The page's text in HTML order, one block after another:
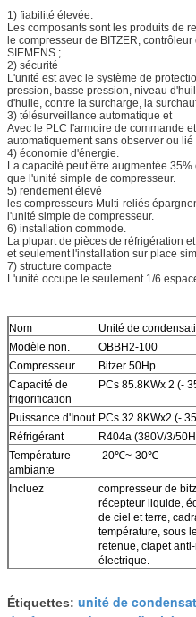
1) fiabilité élevée.
Les composants sont les produits de
le compresseur de BITZER,
SIEMENS ;
2) sécurité
L'unité est avec le système de
pression, basse pression, niveau
d'huile, contre la surcharge, la
3) télésurveillance automatique et
Avec le PLC l'armoire de commande
automatiquement sans observer ou
4) économie d'énergie.
La capacité peut être augmentée
que l'unité simple de compresseur.
5) rendement élevé
les compresseurs Multi-reliés
l'unité simple de compresseur.
6) installation commode.
La plupart de pièces de réfrigération
et seulement l'installation sur place
7) structure compacte
L'unité occupe le seulement 1/6
Nom
Unité de
Modèle non.
OBBH2-100
Compresseur
Bitzer 50Hp
Capacité de
frigorification
PCs 85.8KWx 2 (-
Puissance d'Inout PCs 32.8KWx2 (-
Réfrigérant
R404a (380V/3/
Température
ambiante
-20℃~-30℃
Incluez
compresseur de
récepteur liquide,
de ciel et terre,
température, sous
retenue, clapet
électrique.
Étiquettes: unité de